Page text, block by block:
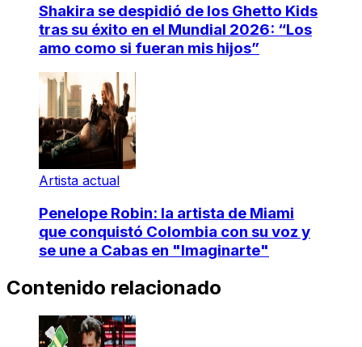
Shakira se despidió de los Ghetto Kids
tras su éxito en el Mundial 2026: “Los
amo como si fueran mis hijos”
Artista actual
Penelope Robin: la artista de Miami
que conquistó Colombia con su voz y
se une a Cabas en "Imaginarte"
Contenido relacionado